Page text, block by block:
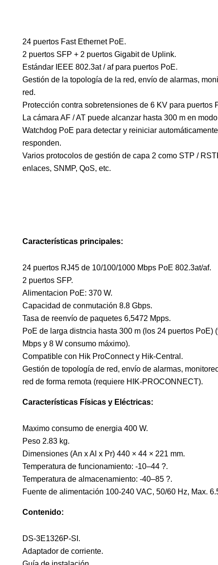
24 puertos Fast Ethernet PoE.
2 puertos SFP + 2 puertos Gigabit de Uplink.
Estándar IEEE 802.3at / af para puertos PoE.
Gestión de la topología de la red, envío de alarmas,
red.
Protección contra sobretensiones de 6 KV para puertos
La cámara AF / AT puede alcanzar hasta 300 m en
Watchdog PoE para detectar y reiniciar
responden.
Varios protocolos de gestión de capa 2 como STP /
enlaces, SNMP, QoS, etc.
Características principales:
24 puertos RJ45 de 10/100/1000 Mbps PoE 802.3at/af.
2 puertos SFP.
Alimentacion PoE: 370 W.
Capacidad de conmutación 8.8 Gbps.
Tasa de reenvío de paquetes 6,5472 Mpps.
PoE de larga distncia hasta 300 m (los 24 puertos PoE)
Mbps y 8 W consumo máximo).
Compatible con Hik ProConnect y Hik-Central.
Gestión de topología de red, envío de alarmas,
red de forma remota (requiere HIK-PROCONNECT).
Características Físicas y Eléctricas:
Maximo consumo de energia 400 W.
Peso 2.83 kg.
Dimensiones (An x Al x Pr) 440 × 44 × 221 mm.
Temperatura de funcionamiento: -10–44 ?.
Temperatura de almacenamiento: -40–85 ?.
Fuente de alimentación 100-240 VAC, 50/60 Hz, Max.
Contenido:
DS-3E1326P-SI.
Adaptador de corriente.